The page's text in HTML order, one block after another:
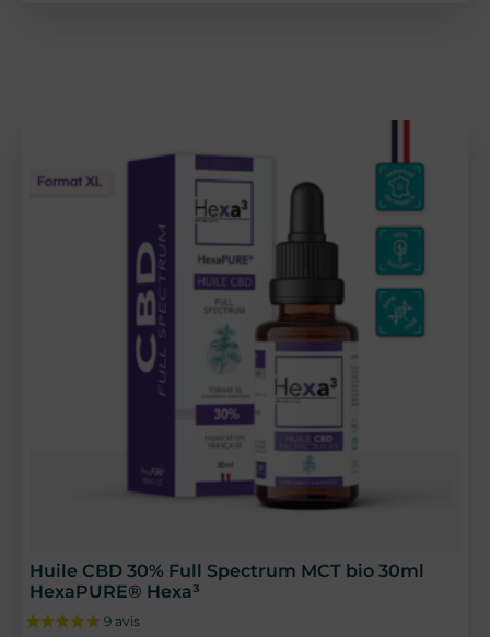
Huile CBD 30% Full Spectrum MCT bio 30ml
HexaPURE® Hexa³